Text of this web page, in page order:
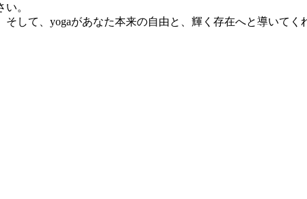
。
して、yogaがあなた本来の自由と、輝く存在へと導いてく